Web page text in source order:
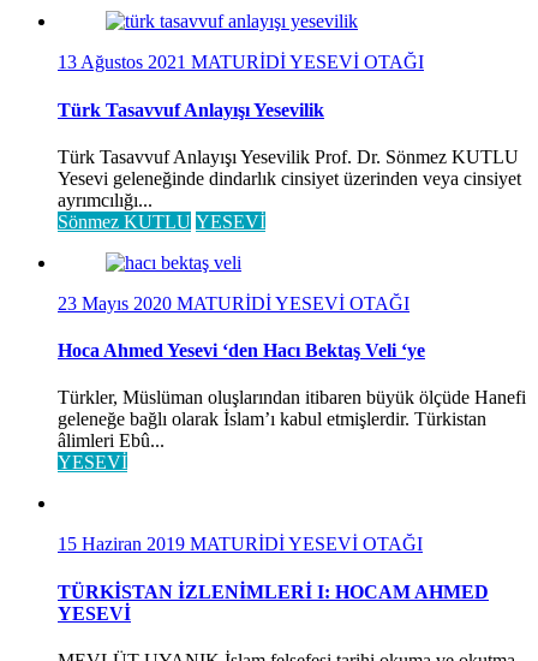
13 Ağustos 2021 MATURİDİ YESEVİ OTAĞI
Türk Tasavvuf Anlayışı Yesevilik
Türk Tasavvuf Anlayışı Yesevilik Prof. Dr. Sönmez KUTLU
Yesevi geleneğinde dindarlık cinsiyet üzerinden veya cinsiyet
ayrımcılığı...
Sönmez KUTLU YESEVİ
23 Mayıs 2020 MATURİDİ YESEVİ OTAĞI
Hoca Ahmed Yesevi ‘den Hacı Bektaş Veli ‘ye
Türkler, Müslüman oluşlarından itibaren büyük ölçüde Hanefi
geleneğe bağlı olarak İslam’ı kabul etmişlerdir. Türkistan
âlimleri Ebû...
YESEVİ
15 Haziran 2019 MATURİDİ YESEVİ OTAĞI
TÜRKİSTAN İZLENİMLERİ I: HOCAM AHMED
YESEVİ